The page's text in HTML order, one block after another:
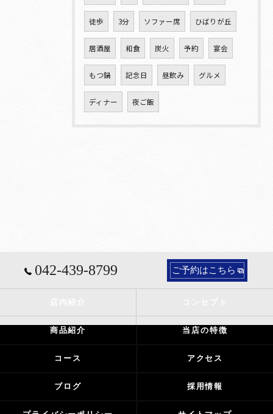
徒歩 3分 ソファー席 ひばりが丘
居酒屋 和食 炭火 予約 宴会
もつ鍋 記念日 昼飲み グルメ
ディナー 夜ご飯
042-439-8799 ご予約はこちら
商品紹介 当店の特徴
コース アクセス
ブログ 採用情報